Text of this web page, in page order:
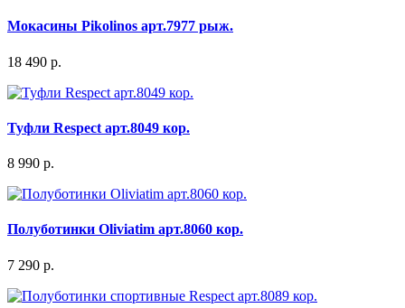
Мокасины Pikolinos арт.7977 рыж.
18 490 р.
Туфли Respect арт.8049 кор.
8 990 р.
Полуботинки Oliviatim арт.8060 кор.
7 290 р.